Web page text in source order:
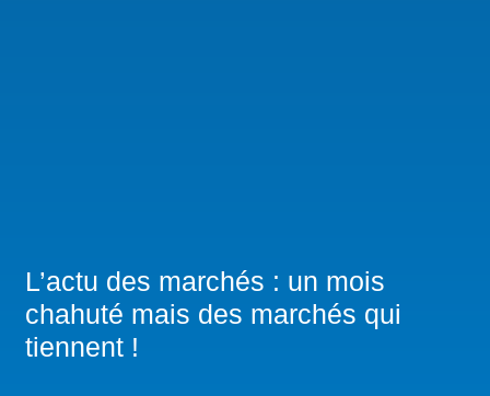
L’actu des marchés : un mois
chahuté mais des marchés qui
tiennent !